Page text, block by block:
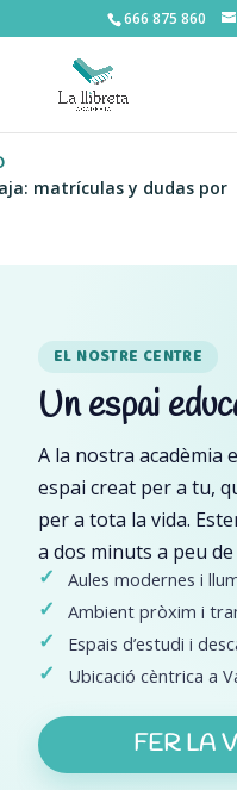
666 875 860
y dudas por
EL NOSTRE CENTRE
Un espai
A la nostra acadèmia
espai creat per a tu,
per a tota la vida.
a dos minuts a peu
Aules modernes i
Ambient pròxim i
Espais d’estudi i
Ubicació cèntrica a
FER LA